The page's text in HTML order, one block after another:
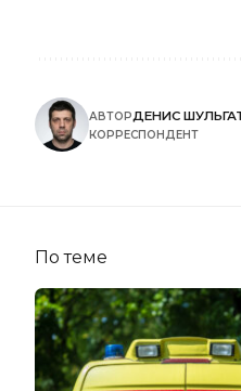
АВТОРДЕНИС
КОРРЕСПОНДЕНТ
По теме